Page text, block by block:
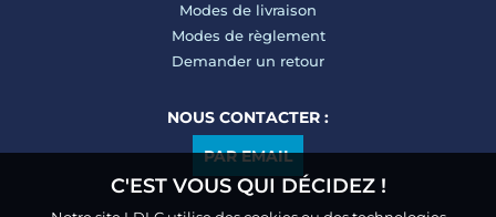
C'EST VOUS QUI DÉCIDEZ !
Modes de livraison
Modes de règlement
Demander un retour
NOUS CONTACTER :
PAR EMAIL